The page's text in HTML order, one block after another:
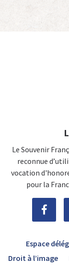
Le Souvenir
reconnue
vocation
pour la
Espace
Droit à l’image